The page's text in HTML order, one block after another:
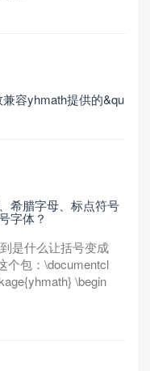
容yhmath提供的&qu
希腊字母、标点符号
字体？
是什么让括号变成
个包：\documentcl
\begin